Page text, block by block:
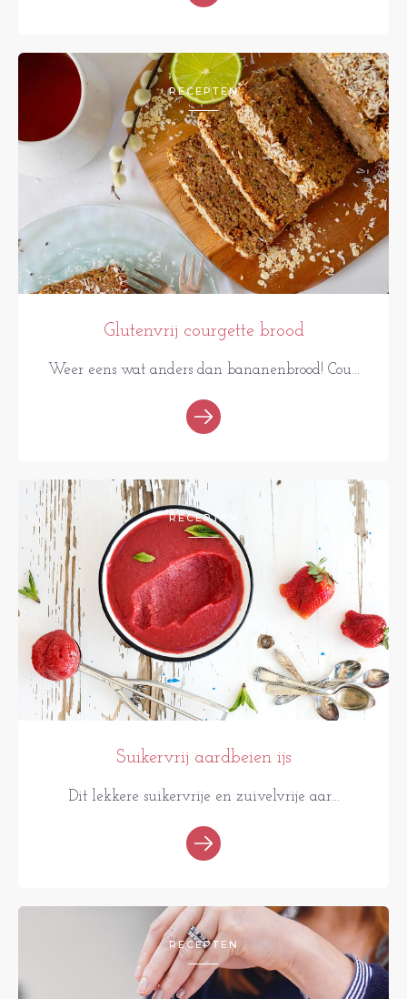
RECEPTEN
Glutenvrij courgette brood
Weer eens wat anders dan bananenbrood! Cou...
RECEPTEN
Suikervrij aardbeien ijs
Dit lekkere suikervrije en zuivelvrije aar...
RECEPTEN